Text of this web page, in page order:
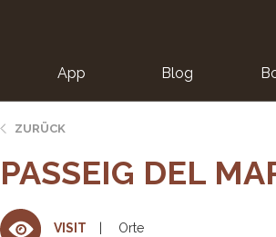
App Blog
ZURÜCK
PASSEIG DEL
VISIT Orte